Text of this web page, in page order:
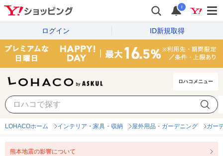
i
ログイン ID新規取得
ロハコメニュー
LOHACOホーム インテリア・家具・収納 屋外用品・ガーデニング ガー
熊本地震の影響について